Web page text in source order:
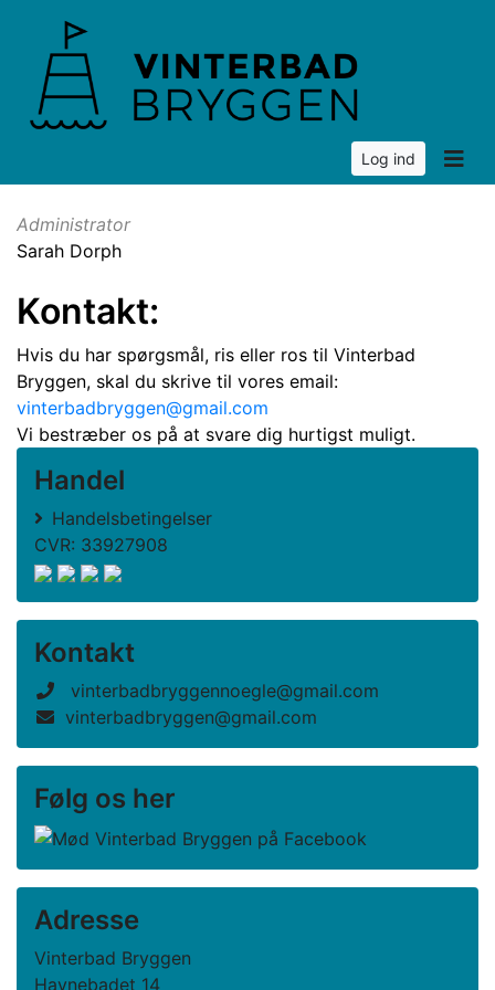
Log ind
Administrator
Sarah Dorph
Kontakt:
Hvis du har spørgsmål, ris eller ros til Vinterbad
Bryggen, skal du skrive til vores email:
vinterbadbryggen@gmail.com
Vi bestræber os på at svare dig hurtigst muligt.
Handel
Handelsbetingelser
CVR: 33927908
Kontakt
vinterbadbryggennoegle@gmail.com
vinterbadbryggen@gmail.com
Følg os her
Adresse
Vinterbad Bryggen
Havnebadet 14